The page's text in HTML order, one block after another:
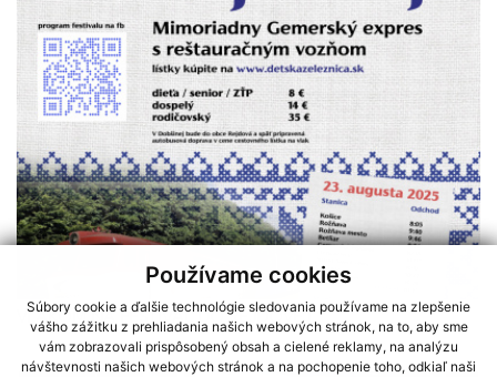
Používame cookies
Súbory cookie a ďalšie technológie sledovania používame na zlepšenie
vášho zážitku z prehliadania našich webových stránok, na to, aby sme
vám zobrazovali prispôsobený obsah a cielené reklamy, na analýzu
návštevnosti našich webových stránok a na pochopenie toho, odkiaľ naši
VLAKOM NA FESTIVAL DO REJDOVEJ